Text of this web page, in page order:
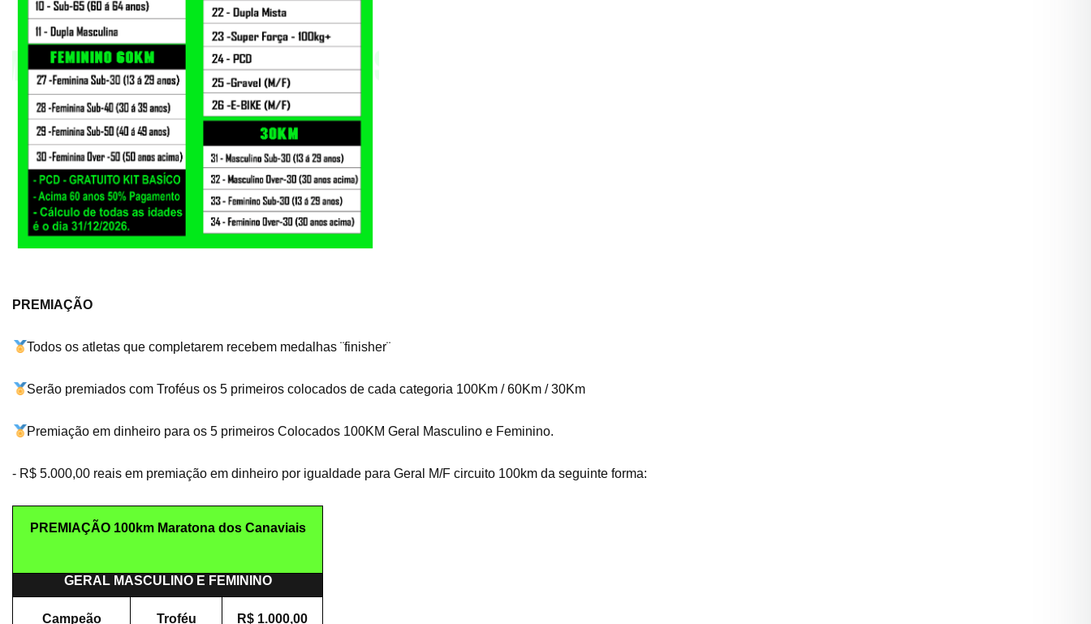
PREMIAÇÃO
Todos os atletas que completarem recebem medalhas ¨finisher¨
Serão premiados com Troféus os 5 primeiros colocados de cada categoria 100Km / 60Km / 30Km
Premiação em dinheiro para os 5 primeiros Colocados 100KM Geral Masculino e Feminino.
- R$ 5.000,00 reais em premiação em dinheiro por igualdade para Geral M/F circuito 100km da seguinte forma:
PREMIAÇÃO 100km Maratona dos Canaviais
GERAL MASCULINO E FEMININO
Campeão Troféu R$ 1.000,00